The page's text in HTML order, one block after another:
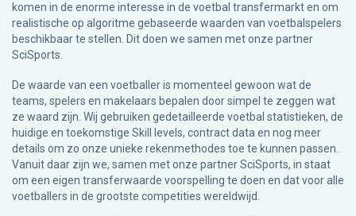
komen in de enorme interesse in de voetbal transfermarkt en om
realistische op algoritme gebaseerde waarden van voetbalspelers
beschikbaar te stellen. Dit doen we samen met onze partner
SciSports
De waarde van een voetballer is momenteel gewoon wat de
teams, spelers en makelaars bepalen door simpel te zeggen wat
ze waard zijn. Wij gebruiken gedetailleerde voetbal statistieken, de
huidige en toekomstige Skill levels, contract data en nog meer
details om zo onze unieke rekenmethodes toe te kunnen passen.
Vanuit daar zijn we, samen met onze partner SciSports, in staat
om een eigen transferwaarde voorspelling te doen en dat voor alle
voetballers in de grootste competities wereldwijd.